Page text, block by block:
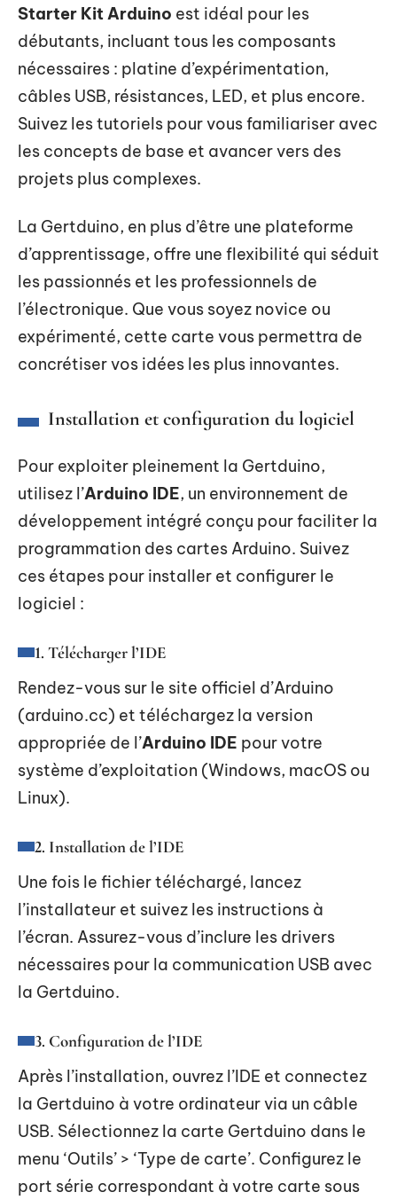
Starter Kit Arduino est idéal pour les
débutants, incluant tous les composants
nécessaires : platine d’expérimentation,
câbles USB, résistances, LED, et plus encore.
Suivez les tutoriels pour vous familiariser avec
les concepts de base et avancer vers des
projets plus complexes.
La Gertduino, en plus d’être une plateforme
d’apprentissage, offre une flexibilité qui séduit
les passionnés et les professionnels de
l’électronique. Que vous soyez novice ou
expérimenté, cette carte vous permettra de
concrétiser vos idées les plus innovantes.
Installation et configuration du logiciel
Pour exploiter pleinement la Gertduino,
utilisez l’Arduino IDE, un environnement de
développement intégré conçu pour faciliter la
programmation des cartes Arduino. Suivez
ces étapes pour installer et configurer le
logiciel :
1. Télécharger l’IDE
Rendez-vous sur le site officiel d’Arduino
(arduino.cc) et téléchargez la version
appropriée de l’Arduino IDE pour votre
système d’exploitation (Windows, macOS ou
Linux).
2. Installation de l’IDE
Une fois le fichier téléchargé, lancez
l’installateur et suivez les instructions à
l’écran. Assurez-vous d’inclure les drivers
nécessaires pour la communication USB avec
la Gertduino.
3. Configuration de l’IDE
Après l’installation, ouvrez l’IDE et connectez
la Gertduino à votre ordinateur via un câble
USB. Sélectionnez la carte Gertduino dans le
menu ‘Outils’ > ‘Type de carte’. Configurez le
port série correspondant à votre carte sous